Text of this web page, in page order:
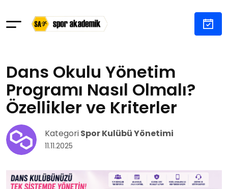
Dans Okulu Yönetim
Programı Nasıl Olmalı?
Özellikler ve Kriterler
KategoriSpor Kulübü Yönetimi
11.11.2025